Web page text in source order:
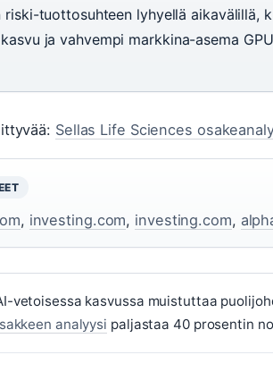
riski-tuottosuhteen lyhyellä aikavälillä,
ja vahvempi markkina-asema
Sellas Life Sciences
, investing.com, investing.com,
vetoisessa kasvussa muistuttaa
analyysi paljastaa 40 prosentin